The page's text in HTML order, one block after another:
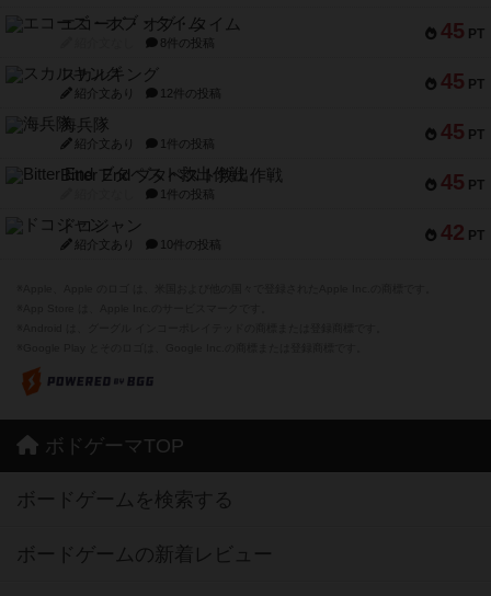
45 PT
エコーズ・オブ・タイム
8件の投稿
45 PT
スカルキング
紹介文あり 12件の投稿
45 PT
海兵隊
紹介文あり 1件の投稿
45 PT
Bitter End ブタペスト救出作戦
1件の投稿
42 PT
ドコジャン
紹介文あり 10件の投稿
ボドゲーマTOP
ボードゲームを検索する
ボードゲームの新着レビュー